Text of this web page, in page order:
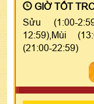
GIỜ TỐT
Sửu (1:00-
12:59),Mùi
(21:00-22:59)